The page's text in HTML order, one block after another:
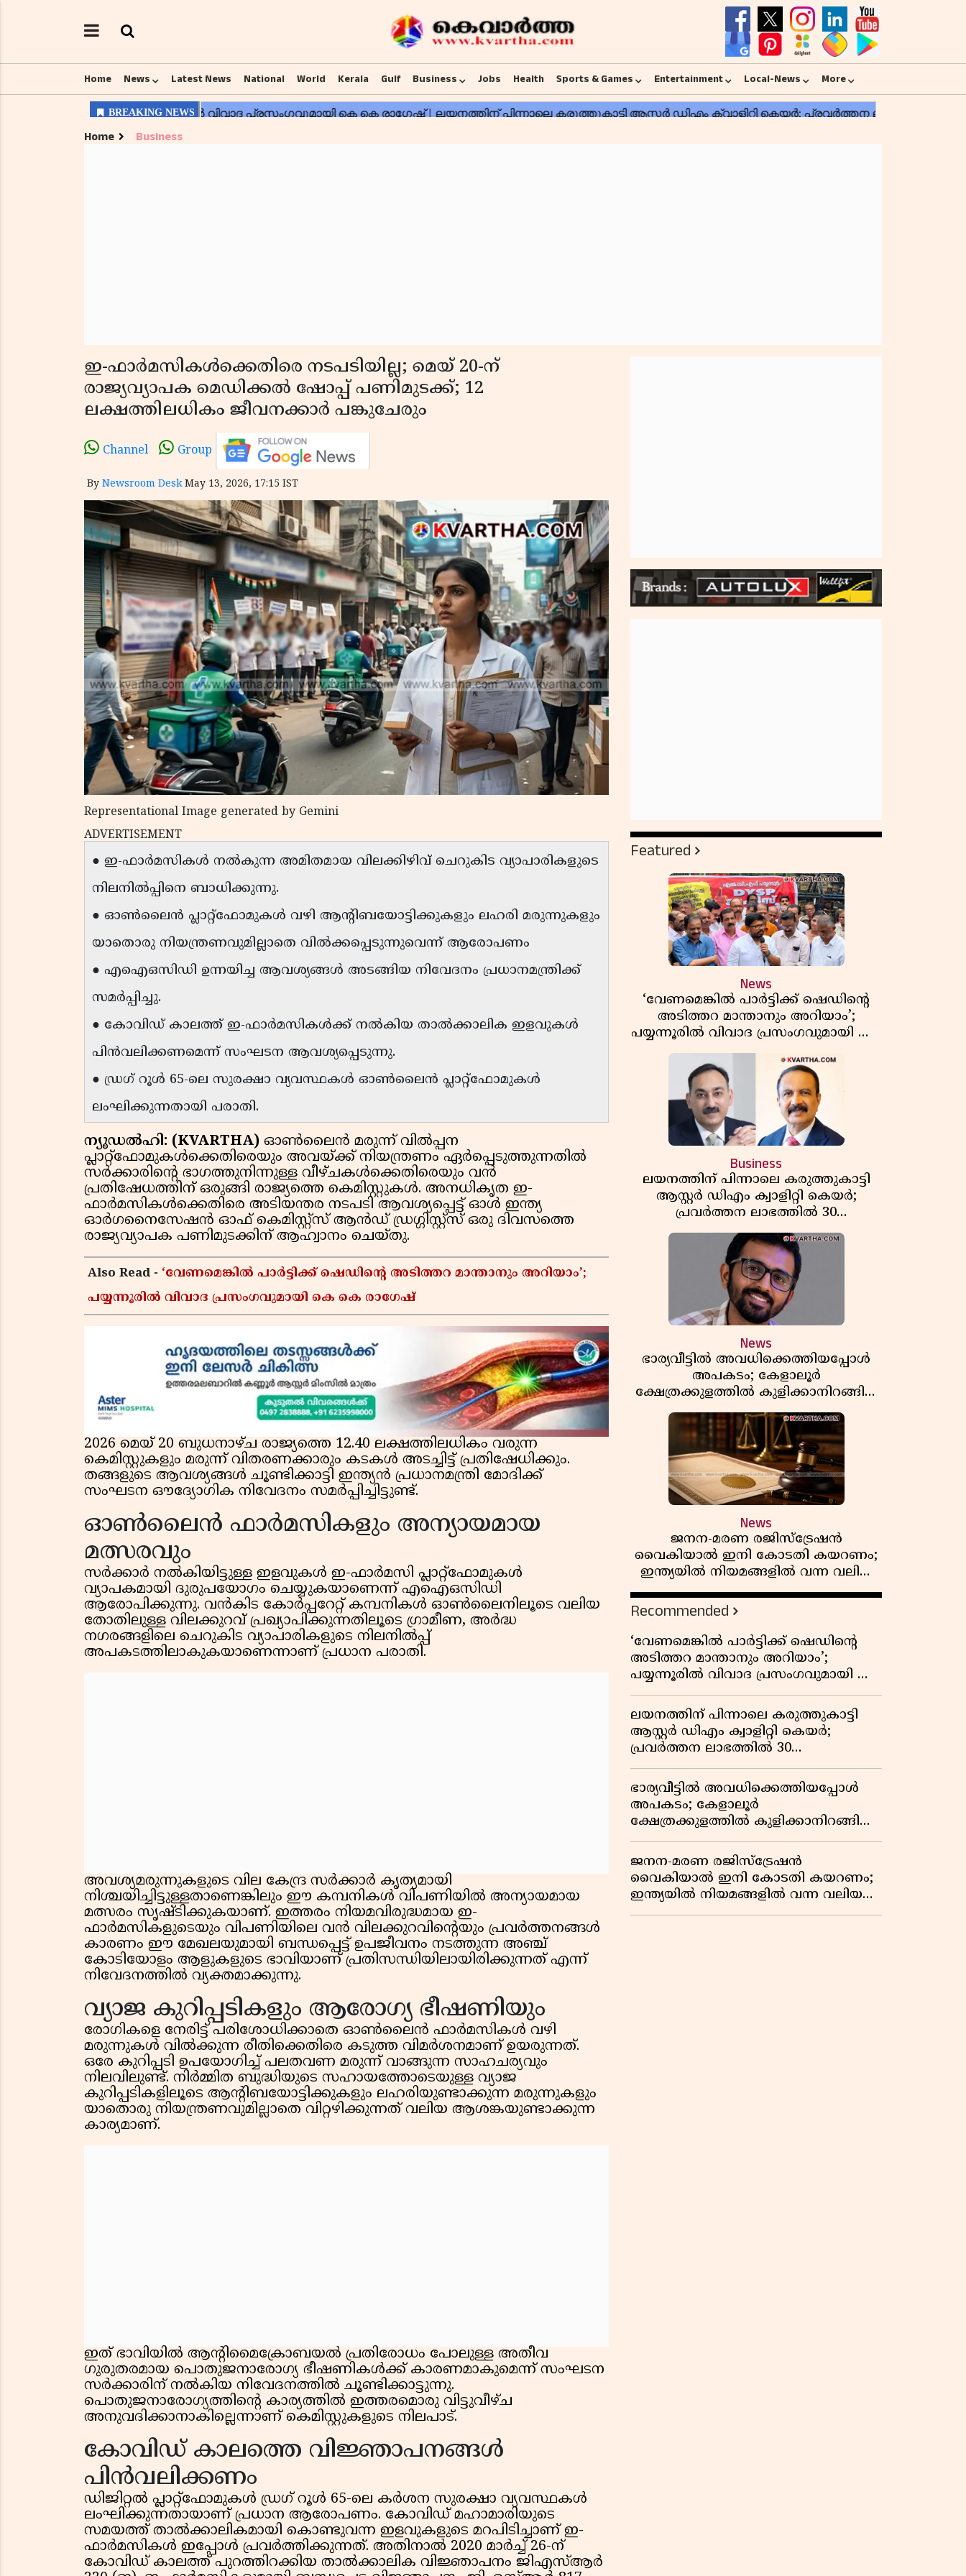
Home News Latest News National World Kerala Gulf Business Jobs Health Sports & Games Entertainment Local-News More
Home Business
ഇ-ഫാർമസികൾക്കെതിരെ നടപടിയില്ല; മെയ് 20-ന്
രാജ്യവ്യാപക മെഡിക്കൽ ഷോപ്പ് പണിമുടക്ക്; 12
ലക്ഷത്തിലധികം ജീവനക്കാർ പങ്കുചേരും
Channel Group
By Newsroom Desk May 13, 2026, 17:15 IST
Representational Image generated by Gemini
ADVERTISEMENT
● ഇ-ഫാർമസികൾ നൽകുന്ന അമിതമായ വിലക്കിഴിവ് ചെറുകിട വ്യാപാരികളുടെ
നിലനിൽപ്പിനെ ബാധിക്കുന്നു.
● ഓൺലൈൻ പ്ലാറ്റ്‌ഫോമുകൾ വഴി ആന്റിബയോട്ടിക്കുകളും ലഹരി മരുന്നുകളും
യാതൊരു നിയന്ത്രണവുമില്ലാതെ വിൽക്കപ്പെടുന്നുവെന്ന് ആരോപണം
● എഐഒസിഡി ഉന്നയിച്ച ആവശ്യങ്ങൾ അടങ്ങിയ നിവേദനം പ്രധാനമന്ത്രിക്ക്
സമർപ്പിച്ചു.
● കോവിഡ് കാലത്ത് ഇ-ഫാർമസികൾക്ക് നൽകിയ താൽക്കാലിക ഇളവുകൾ
പിൻവലിക്കണമെന്ന് സംഘടന ആവശ്യപ്പെടുന്നു.
● ഡ്രഗ് റൂൾ 65-ലെ സുരക്ഷാ വ്യവസ്ഥകൾ ഓൺലൈൻ പ്ലാറ്റ്‌ഫോമുകൾ
ലംഘിക്കുന്നതായി പരാതി.
ന്യൂഡൽഹി: (KVARTHA) ഓൺലൈൻ മരുന്ന് വിൽപ്പന
പ്ലാറ്റ്‌ഫോമുകൾക്കെതിരെയും അവയ്ക്ക് നിയന്ത്രണം ഏർപ്പെടുത്തുന്നതിൽ
സർക്കാരിന്റെ ഭാഗത്തുനിന്നുള്ള വീഴ്ചകൾക്കെതിരെയും വൻ
പ്രതിഷേധത്തിന് ഒരുങ്ങി രാജ്യത്തെ കെമിസ്റ്റുകൾ. അനധികൃത ഇ-
ഫാർമസികൾക്കെതിരെ അടിയന്തര നടപടി ആവശ്യപ്പെട്ട് ഓൾ ഇന്ത്യ
ഓർഗനൈസേഷൻ ഓഫ് കെമിസ്റ്റ്സ് ആൻഡ് ഡ്രഗ്ഗിസ്റ്റ്സ് ഒരു ദിവസത്തെ
രാജ്യവ്യാപക പണിമുടക്കിന് ആഹ്വാനം ചെയ്തു.
Also Read - ‘വേണമെങ്കിൽ പാർട്ടിക്ക് ഷെഡിൻ്റെ അടിത്തറ മാന്താനും അറിയാം’;
പയ്യന്നൂരിൽ വിവാദ പ്രസംഗവുമായി കെ കെ രാഗേഷ്
2026 മെയ് 20 ബുധനാഴ്ച രാജ്യത്തെ 12.40 ലക്ഷത്തിലധികം വരുന്ന
കെമിസ്റ്റുകളും മരുന്ന് വിതരണക്കാരും കടകൾ അടച്ചിട്ട് പ്രതിഷേധിക്കും.
തങ്ങളുടെ ആവശ്യങ്ങൾ ചൂണ്ടിക്കാട്ടി ഇന്ത്യൻ പ്രധാനമന്ത്രി മോദിക്ക്
സംഘടന ഔദ്യോഗിക നിവേദനം സമർപ്പിച്ചിട്ടുണ്ട്.
ഓൺലൈൻ ഫാർമസികളും അന്യായമായ
മത്സരവും
സർക്കാർ നൽകിയിട്ടുള്ള ഇളവുകൾ ഇ-ഫാർമസി പ്ലാറ്റ്‌ഫോമുകൾ
വ്യാപകമായി ദുരുപയോഗം ചെയ്യുകയാണെന്ന് എഐഒസിഡി
ആരോപിക്കുന്നു. വൻകിട കോർപ്പറേറ്റ് കമ്പനികൾ ഓൺലൈനിലൂടെ വലിയ
തോതിലുള്ള വിലക്കുറവ് പ്രഖ്യാപിക്കുന്നതിലൂടെ ഗ്രാമീണ, അർദ്ധ
നഗരങ്ങളിലെ ചെറുകിട വ്യാപാരികളുടെ നിലനിൽപ്പ്
അപകടത്തിലാകുകയാണെന്നാണ് പ്രധാന പരാതി.
അവശ്യമരുന്നുകളുടെ വില കേന്ദ്ര സർക്കാർ കൃത്യമായി
നിശ്ചയിച്ചിട്ടുള്ളതാണെങ്കിലും ഈ കമ്പനികൾ വിപണിയിൽ അന്യായമായ
മത്സരം സൃഷ്ടിക്കുകയാണ്. ഇത്തരം നിയമവിരുദ്ധമായ ഇ-
ഫാർമസികളുടെയും വിപണിയിലെ വൻ വിലക്കുറവിന്റെയും പ്രവർത്തനങ്ങൾ
കാരണം ഈ മേഖലയുമായി ബന്ധപ്പെട്ട് ഉപജീവനം നടത്തുന്ന അഞ്ച്
കോടിയോളം ആളുകളുടെ ഭാവിയാണ് പ്രതിസന്ധിയിലായിരിക്കുന്നത് എന്ന്
നിവേദനത്തിൽ വ്യക്തമാക്കുന്നു.
വ്യാജ കുറിപ്പടികളും ആരോഗ്യ ഭീഷണിയും
രോഗികളെ നേരിട്ട് പരിശോധിക്കാതെ ഓൺലൈൻ ഫാർമസികൾ വഴി
മരുന്നുകൾ വിൽക്കുന്ന രീതിക്കെതിരെ കടുത്ത വിമർശനമാണ് ഉയരുന്നത്.
ഒരേ കുറിപ്പടി ഉപയോഗിച്ച് പലതവണ മരുന്ന് വാങ്ങുന്ന സാഹചര്യവും
നിലവിലുണ്ട്. നിർമ്മിത ബുദ്ധിയുടെ സഹായത്തോടെയുള്ള വ്യാജ
കുറിപ്പടികളിലൂടെ ആന്റിബയോട്ടിക്കുകളും ലഹരിയുണ്ടാക്കുന്ന മരുന്നുകളും
യാതൊരു നിയന്ത്രണവുമില്ലാതെ വിറ്റഴിക്കുന്നത് വലിയ ആശങ്കയുണ്ടാക്കുന്ന
കാര്യമാണ്.
ഇത് ഭാവിയിൽ ആന്റിമൈക്രോബയൽ പ്രതിരോധം പോലുള്ള അതീവ
ഗുരുതരമായ പൊതുജനാരോഗ്യ ഭീഷണികൾക്ക് കാരണമാകുമെന്ന് സംഘടന
സർക്കാരിന് നൽകിയ നിവേദനത്തിൽ ചൂണ്ടിക്കാട്ടുന്നു.
പൊതുജനാരോഗ്യത്തിന്റെ കാര്യത്തിൽ ഇത്തരമൊരു വിട്ടുവീഴ്ച
അനുവദിക്കാനാകില്ലെന്നാണ് കെമിസ്റ്റുകളുടെ നിലപാട്.
കോവിഡ് കാലത്തെ വിജ്ഞാപനങ്ങൾ
പിൻവലിക്കണം
ഡിജിറ്റൽ പ്ലാറ്റ്‌ഫോമുകൾ ഡ്രഗ് റൂൾ 65-ലെ കർശന സുരക്ഷാ വ്യവസ്ഥകൾ
ലംഘിക്കുന്നതായാണ് പ്രധാന ആരോപണം. കോവിഡ് മഹാമാരിയുടെ
സമയത്ത് താൽക്കാലികമായി കൊണ്ടുവന്ന ഇളവുകളുടെ മറപിടിച്ചാണ് ഇ-
ഫാർമസികൾ ഇപ്പോൾ പ്രവർത്തിക്കുന്നത്. അതിനാൽ 2020 മാർച്ച് 26-ന്
കോവിഡ് കാലത്ത് പുറത്തിറക്കിയ താൽക്കാലിക വിജ്ഞാപനം ജിഎസ്ആർ
Featured
News
‘വേണമെങ്കിൽ പാർട്ടിക്ക് ഷെഡിൻ്റെ
അടിത്തറ മാന്താനും അറിയാം’;
പയ്യന്നൂരിൽ വിവാദ പ്രസംഗവുമായി കെ
കെ രാഗേഷ്
Business
ലയനത്തിന് പിന്നാലെ കരുത്തുകാട്ടി
ആസ്റ്റർ ഡിഎം ക്വാളിറ്റി കെയർ;
പ്രവർത്തന ലാഭത്തിൽ 30
ശതമാനത്തിൻ്റെ വളർച്ച,
വരുമാനത്തിലും ലാഭത്തിലും വൻ
കുതിപ്പ് രേഖപ്പെടുത്തി ആദ്യ പാദ
റിപ്പോർട്ട് പുറത്ത്
News
ഭാര്യവീട്ടിൽ അവധിക്കെത്തിയപ്പോൾ
അപകടം; കേളാലൂർ
ക്ഷേത്രക്കുളത്തിൽ കുളിക്കാനിറങ്ങിയ
യുവാവ് മുങ്ങിമരിച്ചു
News
ജനന-മരണ രജിസ്ട്രേഷൻ
വൈകിയാൽ ഇനി കോടതി കയറണം;
ഇന്ത്യയിൽ നിയമങ്ങളിൽ വന്ന വലിയ
മാറ്റങ്ങൾ അറിയാം
Recommended
‘വേണമെങ്കിൽ പാർട്ടിക്ക് ഷെഡിൻ്റെ
അടിത്തറ മാന്താനും അറിയാം’;
പയ്യന്നൂരിൽ വിവാദ പ്രസംഗവുമായി കെ
കെ രാഗേഷ്
ലയനത്തിന് പിന്നാലെ കരുത്തുകാട്ടി
ആസ്റ്റർ ഡിഎം ക്വാളിറ്റി കെയർ;
പ്രവർത്തന ലാഭത്തിൽ 30
ശതമാനത്തിൻ്റെ വളർച്ച,
വരുമാനത്തിലും ലാഭത്തിലും വൻ
കുതിപ്പ് രേഖപ്പെടുത്തി ആദ്യ പാദ
റിപ്പോർട്ട് പുറത്ത്
ഭാര്യവീട്ടിൽ അവധിക്കെത്തിയപ്പോൾ
അപകടം; കേളാലൂർ
ക്ഷേത്രക്കുളത്തിൽ കുളിക്കാനിറങ്ങിയ
യുവാവ് മുങ്ങിമരിച്ചു
ജനന-മരണ രജിസ്ട്രേഷൻ
വൈകിയാൽ ഇനി കോടതി കയറണം;
ഇന്ത്യയിൽ നിയമങ്ങളിൽ വന്ന വലിയ
മാറ്റങ്ങൾ അറിയാം